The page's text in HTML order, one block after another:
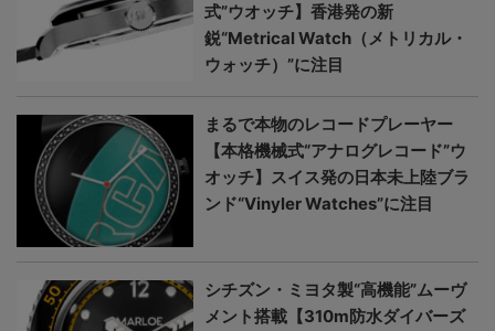
式”ウオッチ】香港発の新
鋭“Metrical Watch（メトリカル・
ウォッチ）”に注目
まるで本物のレコードプレーヤー
【本格機械式“アナログレコード”ウ
オッチ】スイス発の日本未上陸ブラ
ンド“Vinyler Watches”に注目
シチズン・ミヨタ製“高機能”ムーヴ
メント搭載【310m防水ダイバーズ